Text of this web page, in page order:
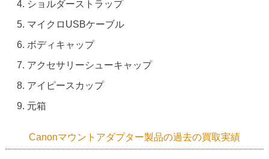
ショルダーストラップ
マイクロUSBケーブル
ボディキャップ
アクセサリーシューキャップ
アイピースカップ
元箱
Canonマウントアダプター製品の過去の買取実績